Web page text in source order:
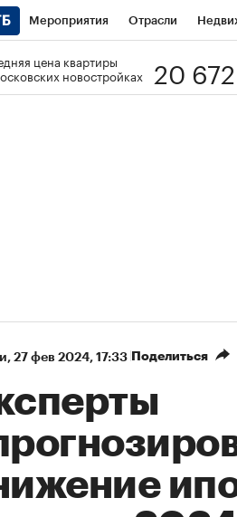
Мероприятия Отрасли
Образование
цена квартиры
новостройках
20
⁠, 27 фев 2024, 17:33 Поделиться